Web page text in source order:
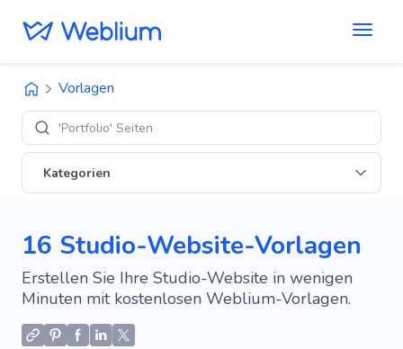
Vorlagen
'E-Commerce'
Kategorien
16 Studio-Website-Vorlagen
Erstellen Sie Ihre Studio-Website in wenigen
Minuten mit kostenlosen Weblium-Vorlagen.